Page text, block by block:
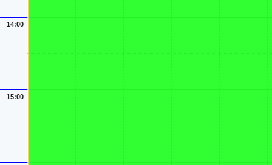
14:00
15:00